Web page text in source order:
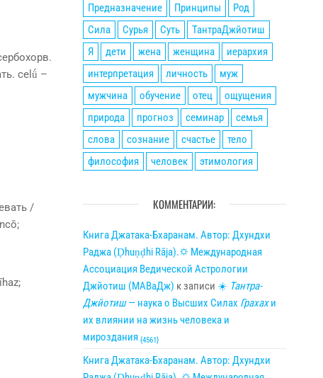
сеlǘ –
/
Предназначение
Принципы
Род
Сила
Сурья Суть
ТантраДжйотиш
Я
дети жена женщина
иерархия
интерпретация
личность
муж
мужчина
обучение отец
ощущения
природа
прогноз семинар
семья
слова
сознание счастье
тело
философия
человек этимология
КОММЕНТАРИИ:
Книга Джатака-Бхаранам. Автор: Дхундхи
Раджа (Ḍhuṇḍhi Rāja).🌣 Международная
Ассоциация Ведической Астрологии
Джйотиш (МАВаДж) к записи ☀ Тантра-
Джйотиш— наука о Высших Силах Грахахи
их влиянии на жизнь человека и
мироздания {4561}
Книга Джатака-Бхаранам. Автор: Дхундхи